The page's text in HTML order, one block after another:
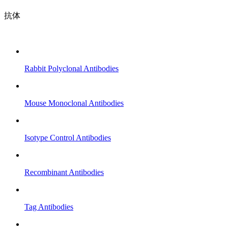
抗体
Rabbit Polyclonal Antibodies
Mouse Monoclonal Antibodies
Isotype Control Antibodies
Recombinant Antibodies
Tag Antibodies